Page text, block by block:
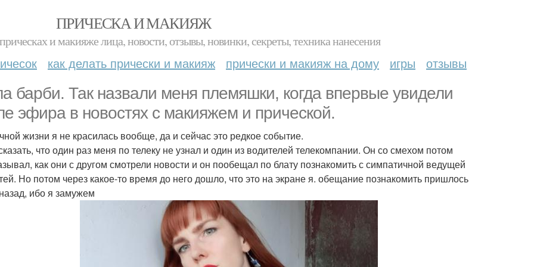
ПРИЧЕСКА И МАКИЯЖ
и макияже лица, новости, отзывы, новинки, секреты, техника нанесения
как делать прически и макияж прически и макияж на дому игры отзывы
барби. Так назвали меня племяшки, когда впервые увидели
эфира в новостях с макияжем и прической.
жизни я не красилась вообще, да и сейчас это редкое событие.
что один раз меня по телеку не узнал и один из водителей телекомпании. Он со смехом потом
как они с другом смотрели новости и он пообещал по блату познакомить с симпатичной ведущей
Но потом через какое-то время до него дошло, что это на экране я. обещание познакомить пришлось
ибо я замужем